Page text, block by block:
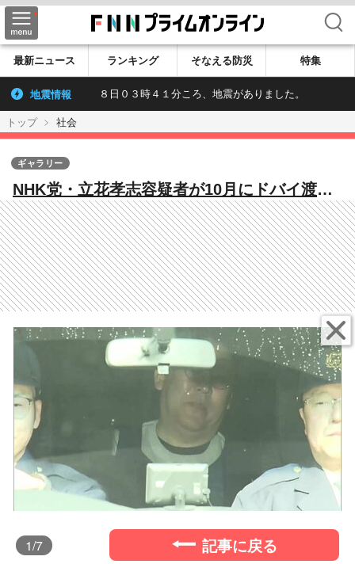
検索
最新ニュース ランキング そなえる防災 特集
地震情報 ８日０３時４１分ころ、地震がありました。
トップ 社会
NHK党・立花孝志容疑者が10月にドバイ渡
航…警察は今後逃亡する恐れがあると判断
元兵庫県議への名誉毀損疑いで逮捕
ギャラリー
1/7 記事に戻る